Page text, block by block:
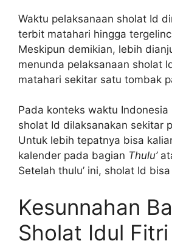
Waktu pelaksanaan sholat Id
terbit matahari hingga
Meskipun demikian, lebih
menunda pelaksanaan sholat
matahari sekitar satu tombak
Pada konteks waktu
sholat Id dilaksanakan sekitar
Untuk lebih tepatnya bisa
kalender pada bagian Thulu’
Setelah thulu’ ini, sholat Id
Kesunnahan
Sholat Idul